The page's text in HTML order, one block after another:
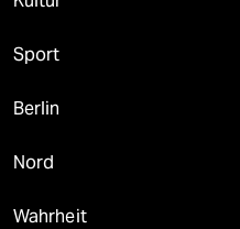
Sport
Berlin
Nord
Wahrheit